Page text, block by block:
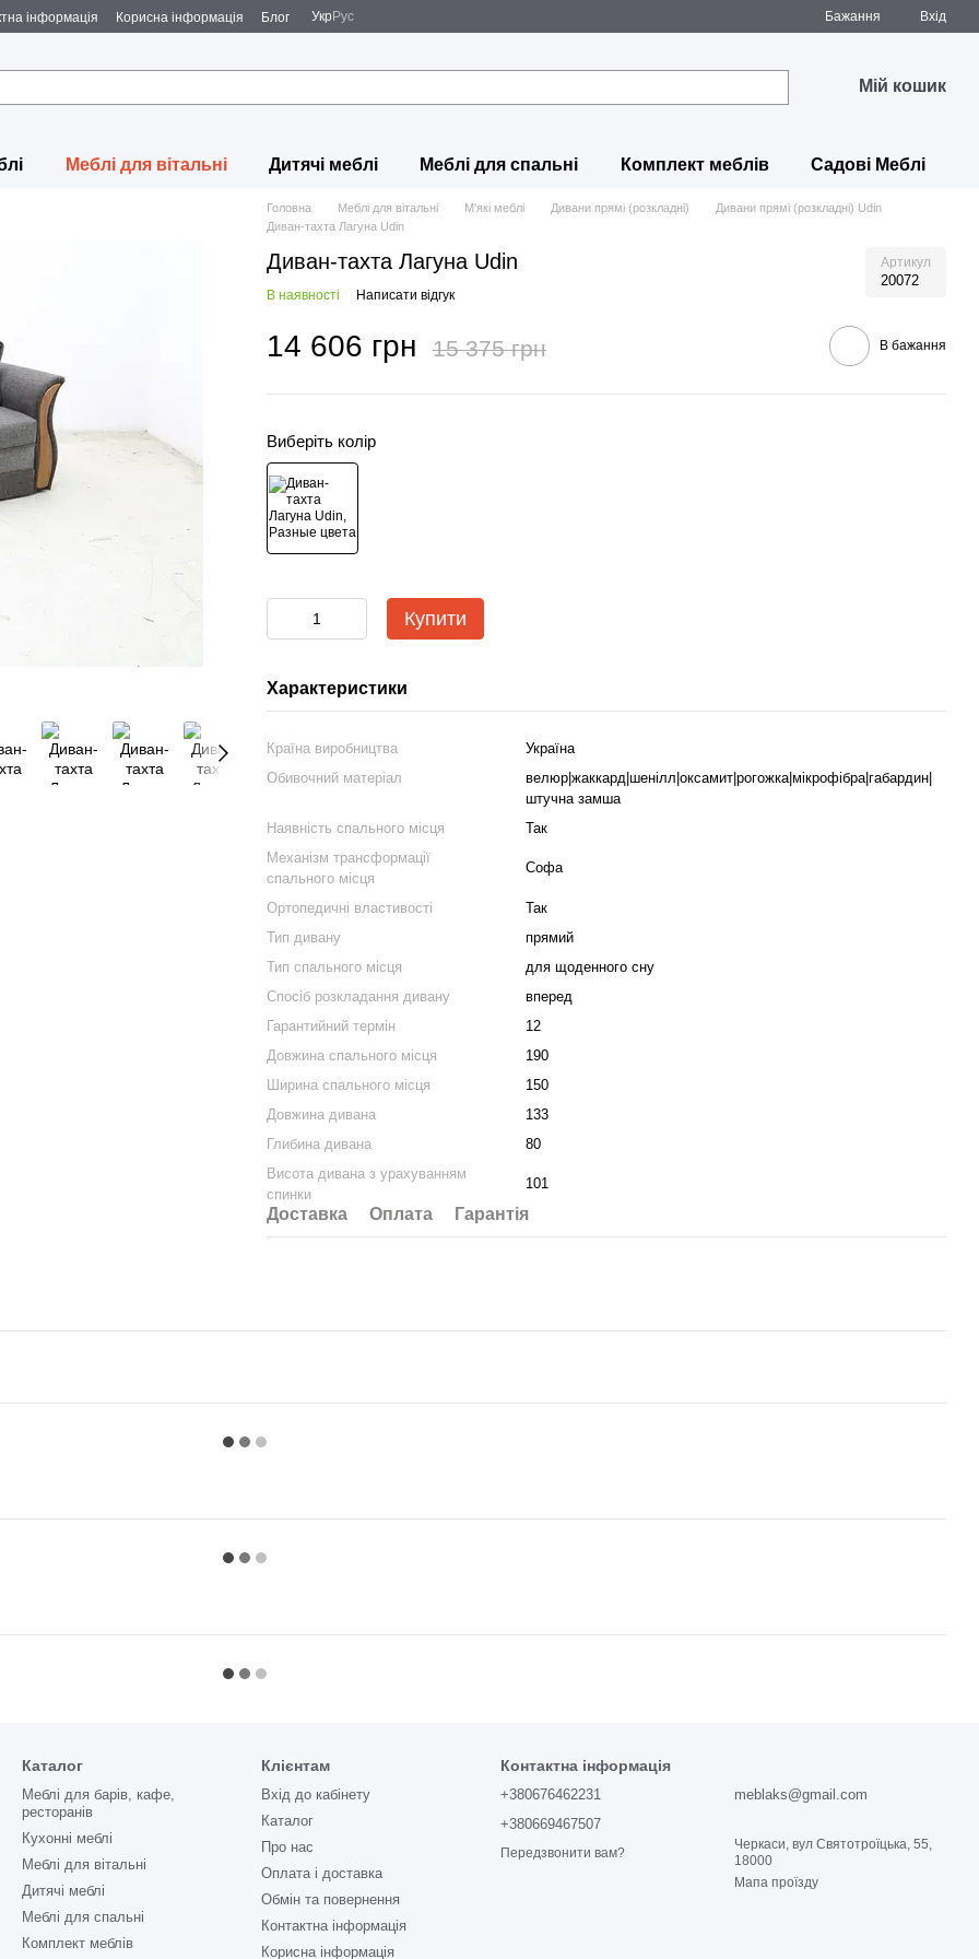
інформація Корисна інформація Блог Укр Рус Бажання Вхід
Мій кошик
Меблі для вітальні Дитячі меблі Меблі для спальні Комплект меблів Садові Меблі
Головна Меблі для вітальні М'які меблі Дивани прямі (розкладні)
Дивани прямі (розкладні) Udin
Диван-тахта Лагуна Udin
Диван-тахта Лагуна Udin Артикул
20072
В наявності Написати відгук
14 606 грн 15 375 грн В бажання
Виберіть колір
Купити
Характеристики
Країна виробництва
Україна
Обивочний матеріал
велюр|жаккард|шенілл|оксамит|рогожка|мікрофібра|габардин|
штучна замша
Наявність спального місця
Так
Механізм трансформації
спального місця
Софа
Ортопедичні властивості
Так
Тип дивану
прямий
Тип спального місця
для щоденного сну
Спосіб розкладання дивану
вперед
Гарантийний термін
12
Довжина спального місця
190
Ширина спального місця
150
Довжина дивана
133
Глибина дивана
80
Висота дивана з урахуванням
спинки
101
Доставка Оплата Гарантія
Каталог
Меблі для барів, кафе,
ресторанів
Кухонні меблі
Меблі для вітальні
Дитячі меблі
Меблі для спальні
Комплект меблів
Клієнтам
Вхід до кабінету
Каталог
Про нас
Оплата і доставка
Обмін та повернення
Контактна інформація
Корисна інформація
Контактна інформація
+380676462231
+380669467507
Передзвонити вам?
meblaks@gmail.com
Черкаси, вул Святотроїцька, 55,
18000
Мапа проїзду